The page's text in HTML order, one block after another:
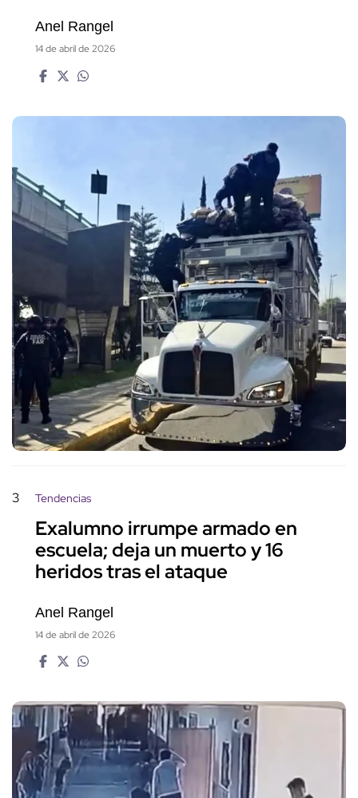
Anel Rangel
14 de abril de 2026
3 Tendencias
Exalumno irrumpe armado en
escuela; deja un muerto y 16
heridos tras el ataque
Anel Rangel
14 de abril de 2026